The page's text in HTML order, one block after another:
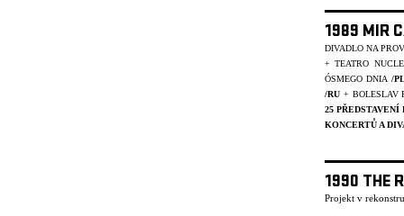
1989 MIR
DIVADLO NA
+ TEATRO
ÓSMEGO DNIA /
/RU + BOLESLAV
25
KONCERTŮ A
1990 THE
Projekt v